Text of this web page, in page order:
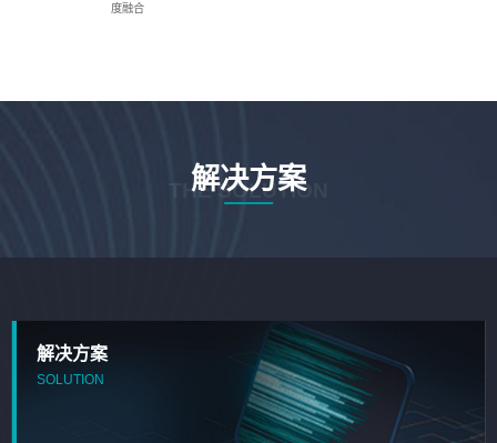
度融合
解决方案
THE SOLUTION
解决方案
SOLUTION